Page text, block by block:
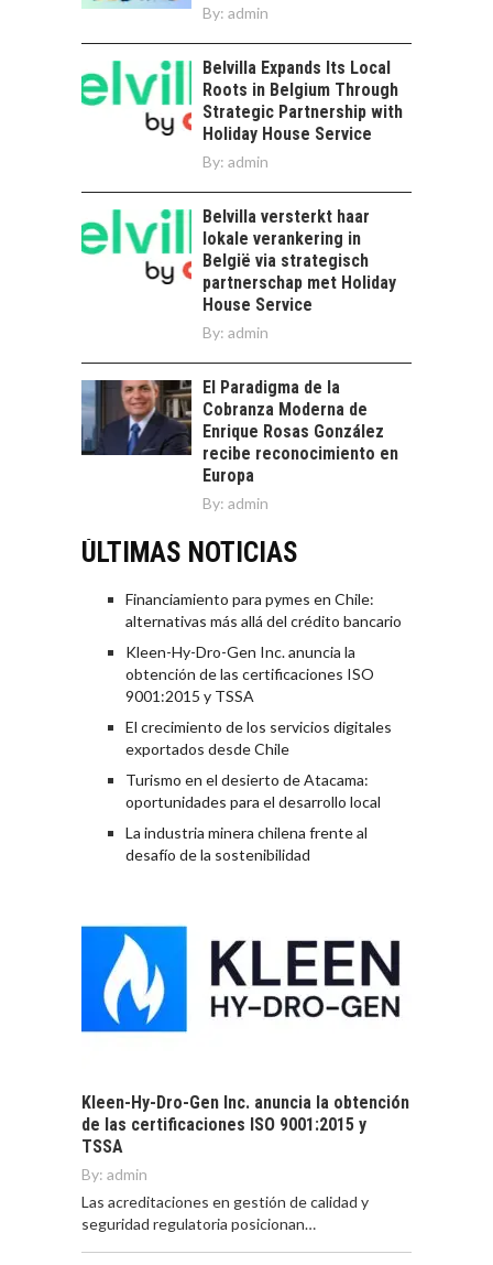
By: admin
Belvilla Expands Its Local
Roots in Belgium Through
Strategic Partnership with
Holiday House Service
By: admin
Belvilla versterkt haar
lokale verankering in
België via strategisch
partnerschap met Holiday
House Service
By: admin
El Paradigma de la
Cobranza Moderna de
Enrique Rosas González
recibe reconocimiento en
Europa
By: admin
ÚLTIMAS NOTICIAS
Financiamiento para pymes en Chile:
alternativas más allá del crédito bancario
Kleen-Hy-Dro-Gen Inc. anuncia la
obtención de las certificaciones ISO
9001:2015 y TSSA
El crecimiento de los servicios digitales
exportados desde Chile
Turismo en el desierto de Atacama:
oportunidades para el desarrollo local
La industria minera chilena frente al
desafío de la sostenibilidad
Kleen-Hy-Dro-Gen Inc. anuncia la obtención
de las certificaciones ISO 9001:2015 y
TSSA
By: admin
Las acreditaciones en gestión de calidad y
seguridad regulatoria posicionan…